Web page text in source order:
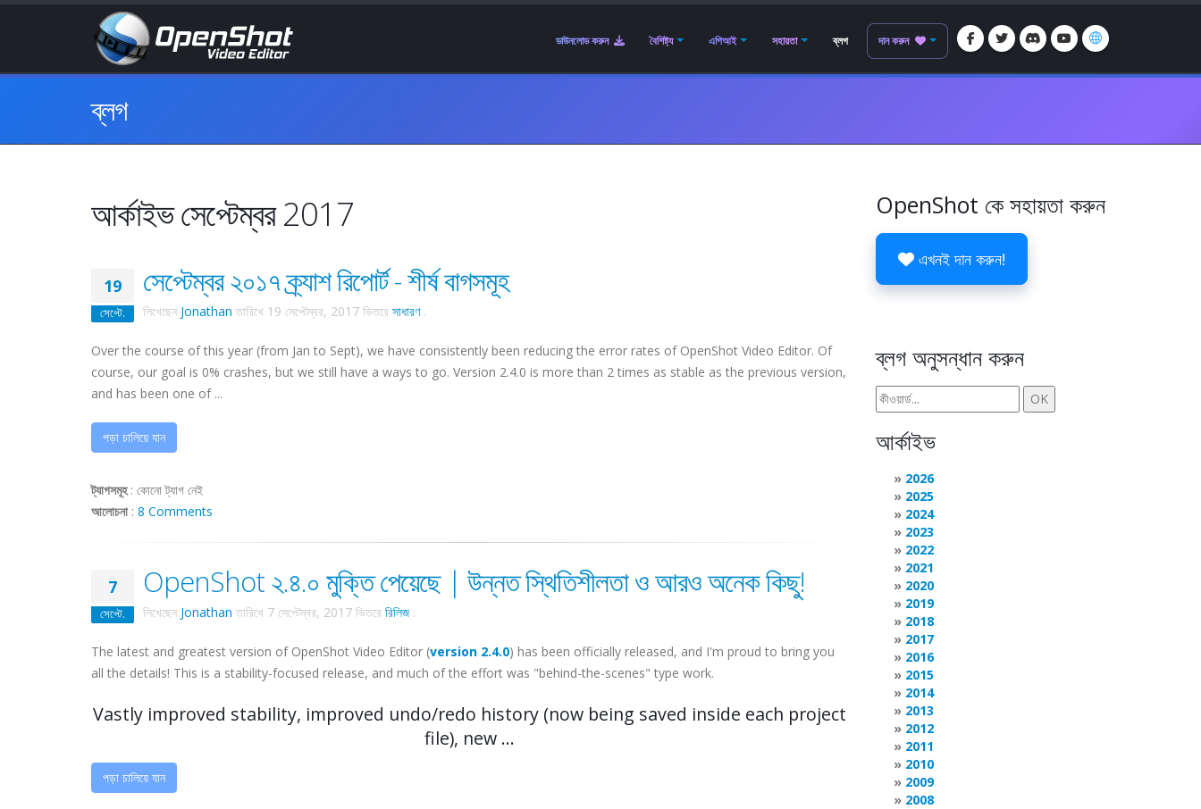
ডাউনলোড করুন বৈশিষ্ট্য এপিআই সহায়তা ব্লগ দান করুন
ব্লগ
আর্কাইভ সেপ্টেম্বর 2017
19
সেপ্টে.
সেপ্টেম্বর ২০১৭ ক্র্যাশ রিপোর্ট - শীর্ষ বাগসমূহ
লিখেছেন Jonathan তারিখে 19 সেপ্টেম্বর, 2017 ভিতরে সাধারণ.
Over the course of this year (from Jan to Sept), we have consistently been reducing the error rates of OpenShot Video Editor. Of
course, our goal is 0% crashes, but we still have a ways to go. Version 2.4.0 is more than 2 times as stable as the previous version,
and has been one of ...
পড়া চালিয়ে যান
ট্যাগসমূহ: কোনো ট্যাগ নেই
আলোচনা: 8 Comments
7
সেপ্টে.
OpenShot ২.৪.০ মুক্তি পেয়েছে | উন্নত স্থিতিশীলতা ও আরও অনেক কিছু!
লিখেছেন Jonathan তারিখে 7 সেপ্টেম্বর, 2017 ভিতরে রিলিজ.
The latest and greatest version of OpenShot Video Editor (version 2.4.0) has been officially released, and I'm proud to bring you
all the details! This is a stability-focused release, and much of the effort was "behind-the-scenes" type work.
Vastly improved stability, improved undo/redo history (now being saved inside each project
file), new ...
পড়া চালিয়ে যান
OpenShot কে সহায়তা করুন
এখনই দান করুন!
ব্লগ অনুসন্ধান করুন
আর্কাইভ
2026
2025
2024
2023
2022
2021
2020
2019
2018
2017
2016
2015
2014
2013
2012
2011
2010
2009
2008